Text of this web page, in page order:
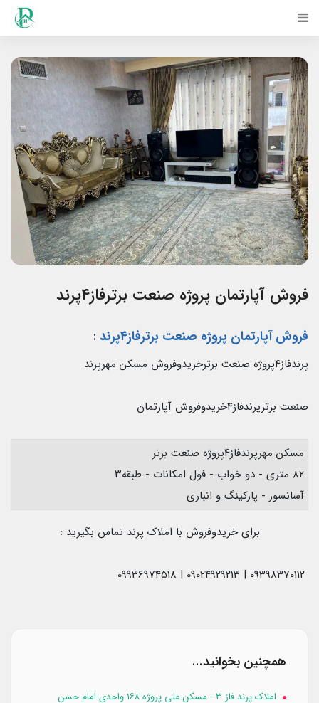
فروش آپارتمان پروژه صنعت برترفاز۴پرند
فروش آپارتمان پروژه صنعت برترفاز۴پرند :
پرندفاز۴پروژه صنعت برترخریدوفروش مسکن مهرپرند
صنعت برترپرندفاز۴خریدوفروش آپارتمان
مسکن مهرپرندفاز۴پروژه صنعت برتر
۸۲ متری - دو خواب - فول امکانات - طبقه۳
آسانسور - پارکینگ و انباری
برای خریدوفروش با املاک پرند تماس بگیرید :
همچنین بخوانید...
املاک پرند فاز 3 - مسکن ملی پروژه ۱۶۸ واحدی امام حسن